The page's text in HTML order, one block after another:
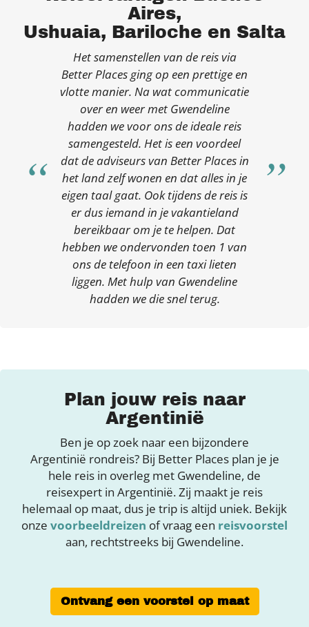
Aires,
Ushuaia, Bariloche en Salta
Het samenstellen van de reis via
Better Places ging op een prettige en
vlotte manier. Na wat communicatie
over en weer met Gwendeline
hadden we voor ons de ideale reis
samengesteld. Het is een voordeel
dat de adviseurs van Better Places in
het land zelf wonen en dat alles in je
eigen taal gaat. Ook tijdens de reis is
er dus iemand in je vakantieland
bereikbaar om je te helpen. Dat
hebben we ondervonden toen 1 van
ons de telefoon in een taxi lieten
liggen. Met hulp van Gwendeline
hadden we die snel terug.
Plan jouw reis naar
Argentinië
Ben je op zoek naar een bijzondere
Argentinië rondreis? Bij Better Places plan je je
hele reis in overleg met Gwendeline, de
reisexpert in Argentinië. Zij maakt je reis
helemaal op maat, dus je trip is altijd uniek. Bekijk
onze voorbeeldreizen of vraag een reisvoorstel
aan, rechtstreeks bij Gwendeline.
Ontvang een voorstel op maat